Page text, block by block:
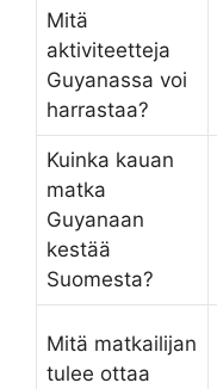
Mitä
aktiviteetteja
Guyanassa voi
harrastaa?
Kuinka kauan
matka
Guyanaan
kestää
Suomesta?
Mitä matkailijan
tulee ottaa